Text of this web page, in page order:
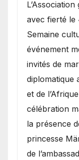
avec fierté le
Semaine
événement
invités de
diplomatique
et de
célébration
la présence
princesse
de